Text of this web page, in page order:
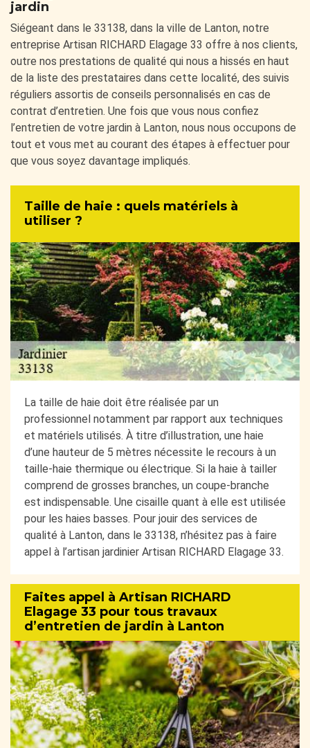
jardin
Siégeant dans le 33138, dans la ville de Lanton, notre
entreprise Artisan RICHARD Elagage 33 offre à nos clients,
outre nos prestations de qualité qui nous a hissés en haut
de la liste des prestataires dans cette localité, des suivis
réguliers assortis de conseils personnalisés en cas de
contrat d’entretien. Une fois que vous nous confiez
l’entretien de votre jardin à Lanton, nous nous occupons de
tout et vous met au courant des étapes à effectuer pour
que vous soyez davantage impliqués.
Taille de haie : quels matériels à
utiliser ?
La taille de haie doit être réalisée par un
professionnel notamment par rapport aux techniques
et matériels utilisés. À titre d’illustration, une haie
d’une hauteur de 5 mètres nécessite le recours à un
taille-haie thermique ou électrique. Si la haie à tailler
comprend de grosses branches, un coupe-branche
est indispensable. Une cisaille quant à elle est utilisée
pour les haies basses. Pour jouir des services de
qualité à Lanton, dans le 33138, n’hésitez pas à faire
appel à l’artisan jardinier Artisan RICHARD Elagage 33.
Faites appel à Artisan RICHARD
Elagage 33 pour tous travaux
d’entretien de jardin à Lanton